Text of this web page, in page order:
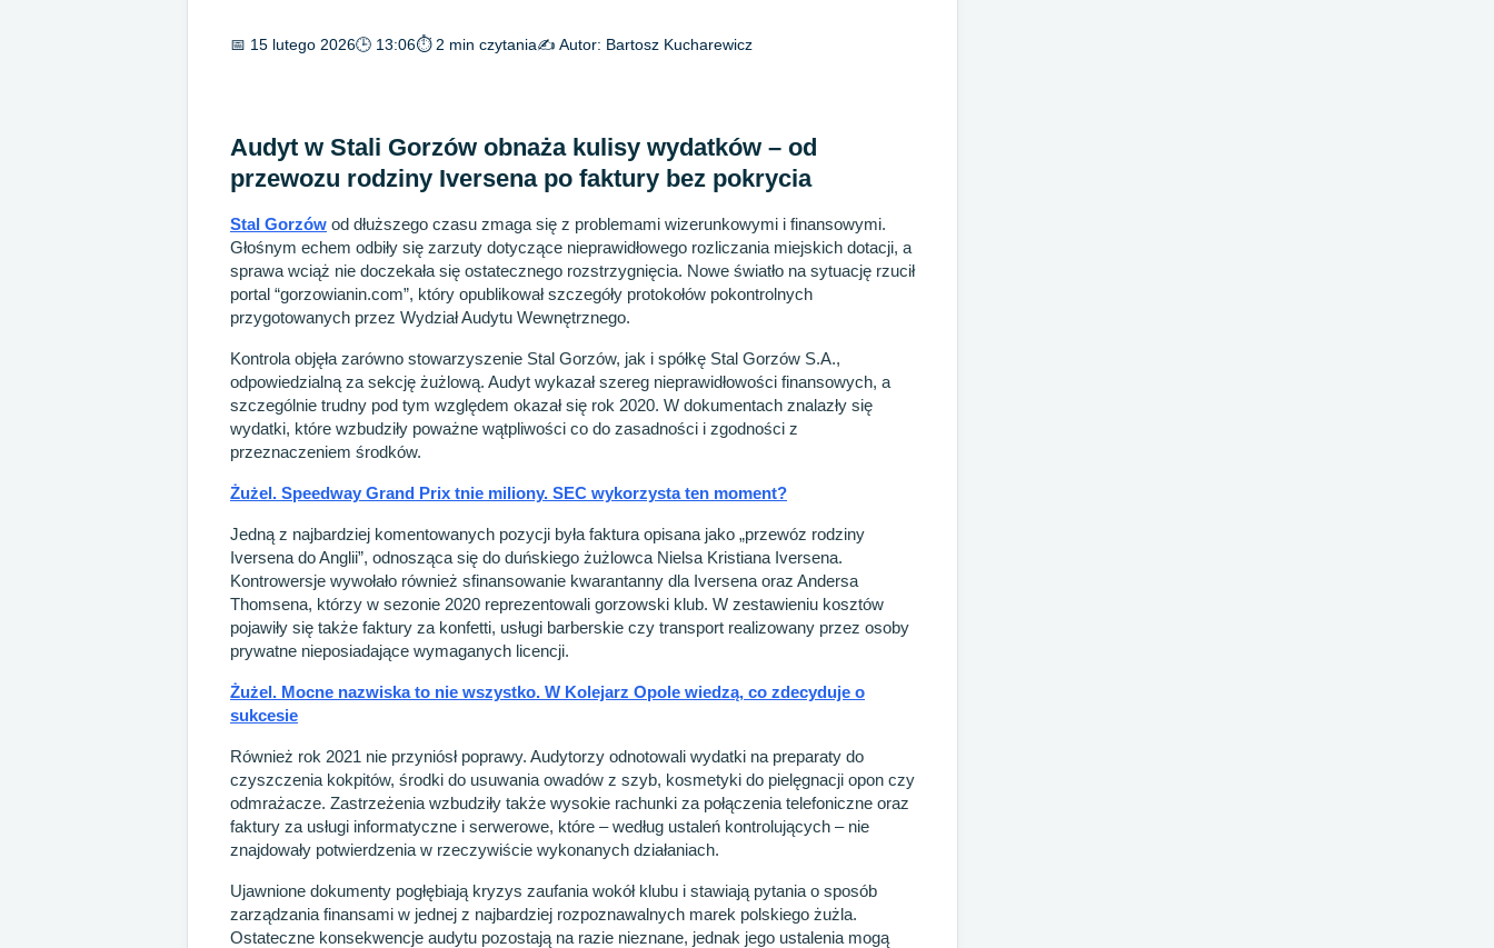
📅 15 lutego 2026🕒 13:06⏱ 2 min czytania✍️ Autor: Bartosz Kucharewicz
Audyt w Stali Gorzów obnaża kulisy wydatków – od
przewozu rodziny Iversena po faktury bez pokrycia
Stal Gorzów od dłuższego czasu zmaga się z problemami wizerunkowymi i finansowymi.
Głośnym echem odbiły się zarzuty dotyczące nieprawidłowego rozliczania miejskich dotacji, a
sprawa wciąż nie doczekała się ostatecznego rozstrzygnięcia. Nowe światło na sytuację rzucił
portal “gorzowianin.com”, który opublikował szczegóły protokołów pokontrolnych
przygotowanych przez Wydział Audytu Wewnętrznego.
Kontrola objęła zarówno stowarzyszenie Stal Gorzów, jak i spółkę Stal Gorzów S.A.,
odpowiedzialną za sekcję żużlową. Audyt wykazał szereg nieprawidłowości finansowych, a
szczególnie trudny pod tym względem okazał się rok 2020. W dokumentach znalazły się
wydatki, które wzbudziły poważne wątpliwości co do zasadności i zgodności z
przeznaczeniem środków.
Żużel. Speedway Grand Prix tnie miliony. SEC wykorzysta ten moment?
Jedną z najbardziej komentowanych pozycji była faktura opisana jako „przewóz rodziny
Iversena do Anglii”, odnosząca się do duńskiego żużlowca Nielsa Kristiana Iversena.
Kontrowersje wywołało również sfinansowanie kwarantanny dla Iversena oraz Andersa
Thomsena, którzy w sezonie 2020 reprezentowali gorzowski klub. W zestawieniu kosztów
pojawiły się także faktury za konfetti, usługi barberskie czy transport realizowany przez osoby
prywatne nieposiadające wymaganych licencji.
Żużel. Mocne nazwiska to nie wszystko. W Kolejarz Opole wiedzą, co zdecyduje o
sukcesie
Również rok 2021 nie przyniósł poprawy. Audytorzy odnotowali wydatki na preparaty do
czyszczenia kokpitów, środki do usuwania owadów z szyb, kosmetyki do pielęgnacji opon czy
odmrażacze. Zastrzeżenia wzbudziły także wysokie rachunki za połączenia telefoniczne oraz
faktury za usługi informatyczne i serwerowe, które – według ustaleń kontrolujących – nie
znajdowały potwierdzenia w rzeczywiście wykonanych działaniach.
Ujawnione dokumenty pogłębiają kryzys zaufania wokół klubu i stawiają pytania o sposób
zarządzania finansami w jednej z najbardziej rozpoznawalnych marek polskiego żużla.
Ostateczne konsekwencje audytu pozostają na razie nieznane, jednak jego ustalenia mogą